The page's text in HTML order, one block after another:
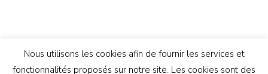
Nous utilisons les cookies afin de fournir les services et
fonctionnalités proposés sur notre site. Les cookies sont des